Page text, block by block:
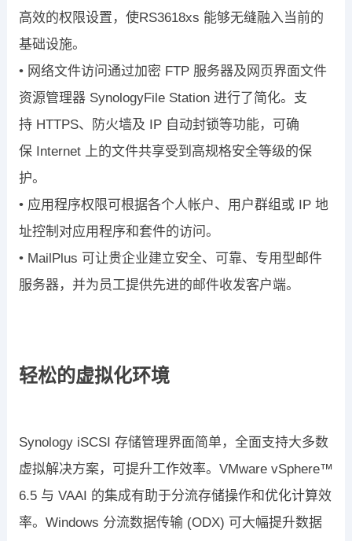
高效的权限设置，使 RS3618xs 能够无缝融入当前的
基础设施。
• 网络文件访问通过加密 FTP 服务器及网页界面文件
资源管理器 SynologyFile Station 进行了简化。支
持 HTTPS、防火墙及 IP 自动封锁等功能，可 确
保 Internet 上的文件共享受到高规格安全等级的保
护。
• 应用程序权限可根据各个人帐户、用户群组或 IP 地
址控制对应用程序和套件的访问。
• MailPlus 可让贵企业建立安全、可靠、专用型邮件
服务器，并为员工提供先进的邮件收发客户端。
轻松的虚拟化环境
Synology iSCSI 存储管理界面简单，全面支持大多数
虚拟解决方案，可提升工作效率。 VMware vSphere™
6.5 与 VAAI 的集成有助于分流存储操作和优化计算效
率。 Windows 分流数据传输 (ODX) 可大幅提升数据